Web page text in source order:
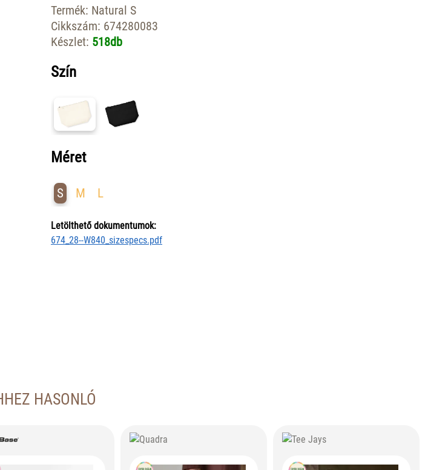
Termék: Natural S
Cikkszám: 674280083
Készlet: 518db
Szín
Méret
S M L
Letölthető dokumentumok:
674_28--W840_sizespecs.pdf
HASONLÓ